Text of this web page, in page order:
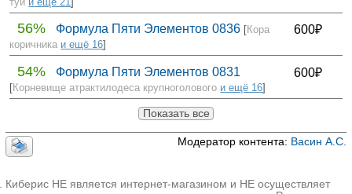
56% 600₽
Формула Пяти Элементов 0836 [Кора
коричника и ещё 16]
54% 600₽
Формула Пяти Элементов 0831
[Корневище атрактилодеса крупноголового и ещё 16]
Показать все
Модератор контента: Васин А.С.
Киберис НЕ является интернет-магазином и НЕ осуществляет